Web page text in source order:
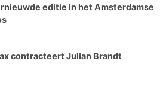
editie in het Amsterdamse
contracteert Julian Brandt